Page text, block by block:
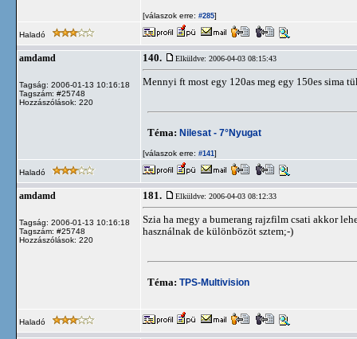
[válaszok erre: #285]
Haladó
amdamd
Tagság: 2006-01-13 10:16:18
Tagszám: #25748
Hozzászólások: 220
140. Elküldve: 2006-04-03 08:15:43
Mennyi ft most egy 120as meg egy 150es sima
Téma: Nilesat - 7°Nyugat
[válaszok erre: #141]
Haladó
amdamd
Tagság: 2006-01-13 10:16:18
Tagszám: #25748
Hozzászólások: 220
181. Elküldve: 2006-04-03 08:12:33
Szia ha megy a bumerang rajzfilm csati akkor
használnak de különbözöt sztem;-)
Téma: TPS-Multivision
Haladó